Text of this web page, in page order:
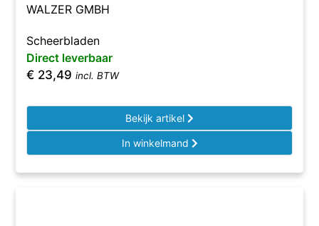
WALZER GMBH
Scheerbladen
Direct leverbaar
€ 23,49 incl. BTW
Bekijk artikel
In winkelmand